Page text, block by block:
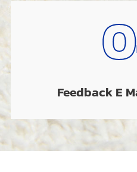
Feedback E